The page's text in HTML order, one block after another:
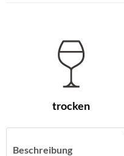
trocken
Beschreibung